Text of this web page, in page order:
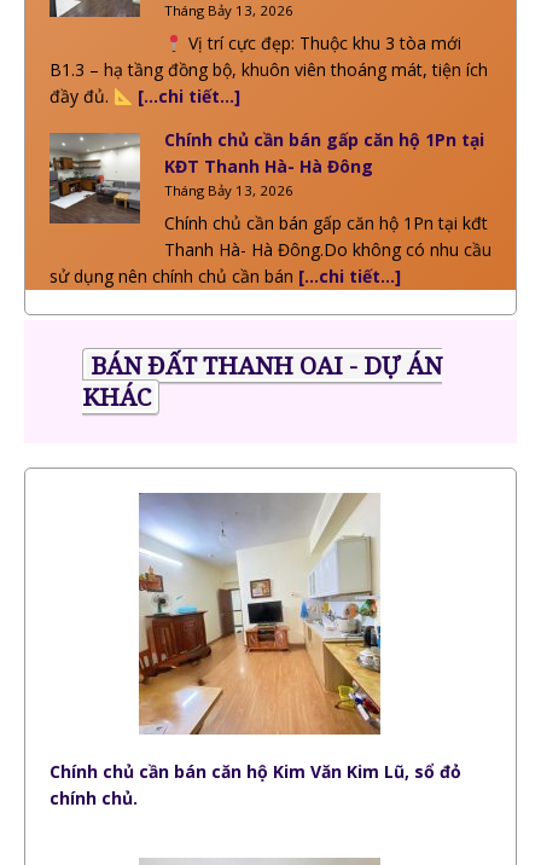
Tháng Bảy 13, 2026
Vị trí cực đẹp: Thuộc khu 3 tòa mới
B1.3 – hạ tầng đồng bộ, khuôn viên thoáng mát, tiện ích
đầy đủ.
[…chi tiết…]
Chính chủ cần bán gấp căn hộ 1Pn tại
KĐT Thanh Hà- Hà Đông
Tháng Bảy 13, 2026
Chính chủ cần bán gấp căn hộ 1Pn tại kđt
Thanh Hà- Hà Đông.Do không có nhu cầu
sử dụng nên chính chủ cần bán […chi tiết…]
BÁN ĐẤT THANH OAI - DỰ ÁN
KHÁC
Chính chủ cần bán căn hộ Kim Văn Kim Lũ, sổ đỏ
chính chủ.